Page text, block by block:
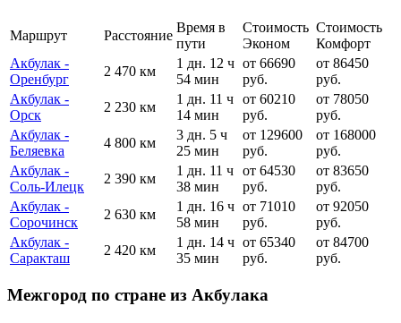
Маршрут Расстояние
Время в
пути
Стоимость
Эконом
Стоимость
Комфорт
Акбулак -
Оренбург
2 470 км
1 дн. 12 ч
54 мин
от 66690
руб.
от 86450
руб.
Акбулак -
Орск
2 230 км
1 дн. 11 ч
14 мин
от 60210
руб.
от 78050
руб.
Акбулак -
Беляевка
4 800 км
3 дн. 5 ч
25 мин
от 129600
руб.
от 168000
руб.
Акбулак -
Соль-Илецк
2 390 км
1 дн. 11 ч
38 мин
от 64530
руб.
от 83650
руб.
Акбулак -
Сорочинск
2 630 км
1 дн. 16 ч
58 мин
от 71010
руб.
от 92050
руб.
Акбулак -
Саракташ
2 420 км
1 дн. 14 ч
35 мин
от 65340
руб.
от 84700
руб.
Межгород по стране из Акбулака